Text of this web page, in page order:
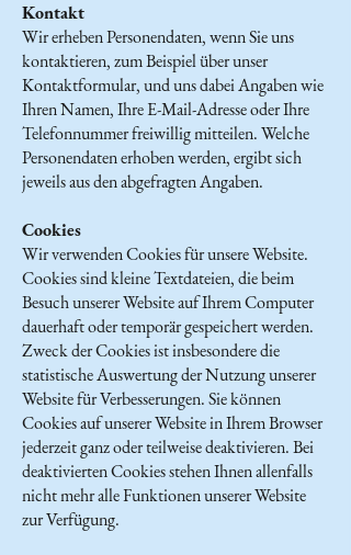
Kontakt
Wir erheben Personendaten, wenn Sie uns
kontaktieren, zum Beispiel über unser
Kontaktformular, und uns dabei Angaben wie
Ihren Namen, Ihre E-Mail-Adresse oder Ihre
Telefonnummer freiwillig mitteilen. Welche
Personendaten erhoben werden, ergibt sich
jeweils aus den abgefragten Angaben.
Cookies
Wir verwenden Cookies für unsere Website.
Cookies sind kleine Textdateien, die beim
Besuch unserer Website auf Ihrem Computer
dauerhaft oder temporär gespeichert werden.
Zweck der Cookies ist insbesondere die
statistische Auswertung der Nutzung unserer
Website für Verbesserungen. Sie können
Cookies auf unserer Website in Ihrem Browser
jederzeit ganz oder teilweise deaktivieren. Bei
deaktivierten Cookies stehen Ihnen allenfalls
nicht mehr alle Funktionen unserer Website
zur Verfügung.